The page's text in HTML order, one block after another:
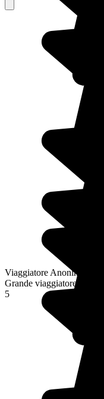
Viaggiatore Anonimo
Grande viaggiatore
5